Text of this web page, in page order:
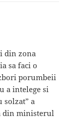
din zona
sa faci o
porumbeii
a intelege si
solzat” a
din ministerul